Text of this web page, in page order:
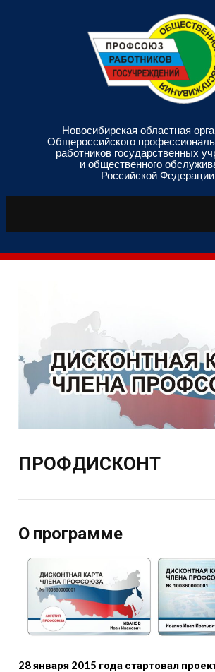
to
content
Новосибирская областная
Общероссийского
работников государственных
и общественного
Российской Федерации
ПРОФДИСКОНT
О программе
28 января 2015 года стартовал